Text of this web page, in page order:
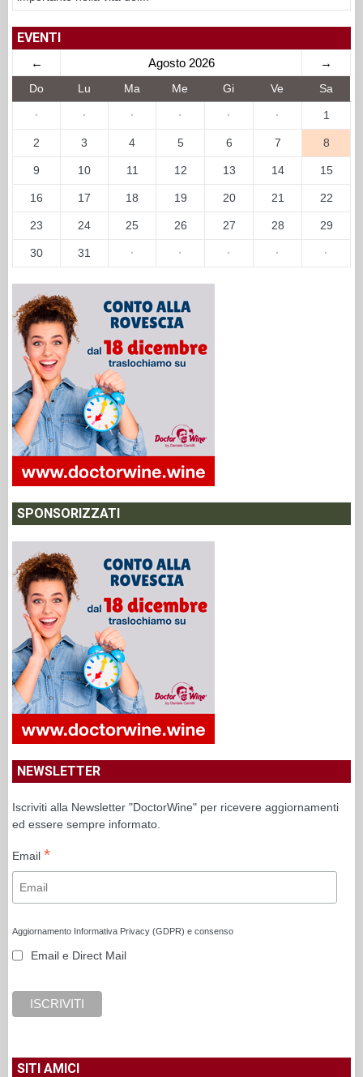
EVENTI
← Agosto 2026 →
Do Lu Ma Me Gi Ve Sa
· · · · · · 1
2 3 4 5 6 7 8
9 10 11 12 13 14 15
16 17 18 19 20 21 22
23 24 25 26 27 28 29
30 31 · · · · ·
SPONSORIZZATI
NEWSLETTER
Iscriviti alla Newsletter "DoctorWine" per ricevere aggiornamenti
ed essere sempre informato.
Email *
Aggiornamento Informativa Privacy (GDPR) e consenso
Email e Direct Mail
SITI AMICI